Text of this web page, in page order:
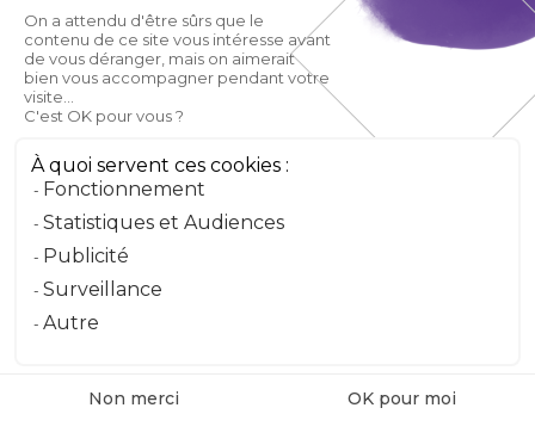
On a attendu d'être sûrs que le
contenu de ce site vous intéresse avant
de vous déranger, mais on aimerait
bien vous accompagner pendant votre
visite...
C'est OK pour vous ?
À quoi servent ces cookies :
Fonctionnement
Statistiques et Audiences
Publicité
Surveillance
Autre
Non merci OK pour moi